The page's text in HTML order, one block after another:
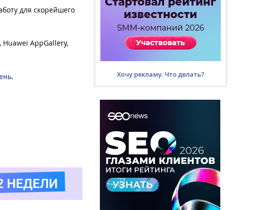
для скорейшего
Huawei AppGallery,
. Хочу рекламу. Что делать?